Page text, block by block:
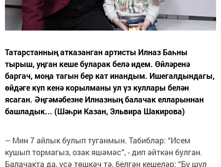
Татарстанның атказанган артисты Илназ Баһны
тырыш, уңган кеше буларак белә идем. Өйләренә
баргач, моңа тагын бер кат инандым. Ишегалдындагы,
өйдәге күп кенә корылманы ул үз куллары белән
ясаган. Әңгәмәбезне Илназның балачак елларыннан
башладык... (Шәһри Казан, Эльвира Шакирова)
– Мин 7 айлык булып туганмын. Табиблар: “Исем
кушып тормагыз, озак яшәмәс”, - дип әйткән булган.
Балачакта да, үсә төшкәч тә, белгән кешеләр: “Бу шул